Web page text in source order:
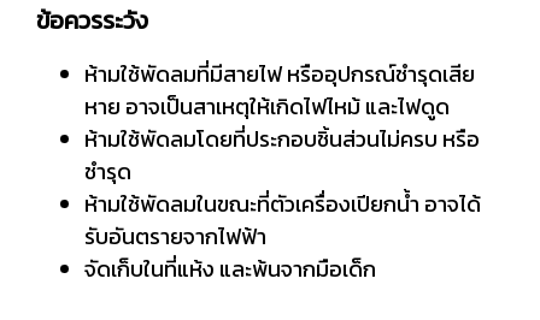
ข้อควรระวัง
ห้ามใช้พัดลมที่มีสายไฟ หรืออุปกรณ์ชำรุดเสีย
หาย อาจเป็นสาเหตุให้เกิดไฟไหม้ และไฟดูด
ห้ามใช้พัดลมโดยที่ประกอบชิ้นส่วนไม่ครบ หรือ
ชำรุด
ห้ามใช้พัดลมในขณะที่ตัวเครื่องเปียกน้ำ อาจได้
รับอันตรายจากไฟฟ้า
จัดเก็บในที่แห้ง และพ้นจากมือเด็ก